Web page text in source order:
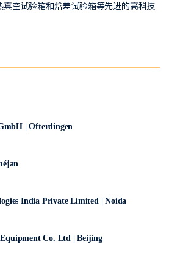
真空试验箱和焓差试验箱等先进的高科技
| Ofterdingen
India Private Limited | Noida
Co. Ltd | Beijing